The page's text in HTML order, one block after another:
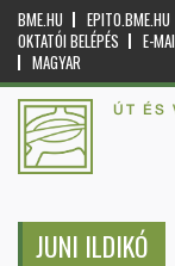
BME.HU EPITO.BME.HU
OKTATÓI BELÉPÉS
E-
MAGYAR
ÚT ÉS
JUNI ILDIKÓ